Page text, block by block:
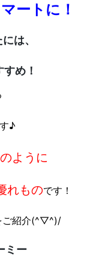
ートに！
は、
め！
♪
ように
れものです！
ご紹介(^▽^)/
ミー